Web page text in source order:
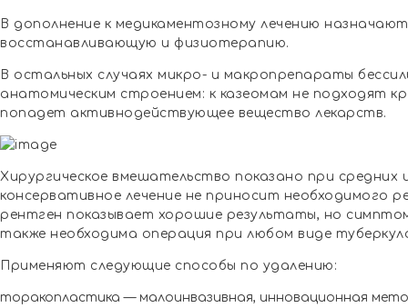
В дополнение к медикаментозному лечению
восстанавливающую и физиотерапию.
В остальных случаях микро- и макропрепараты
анатомическим строением: к казеомам не подходят
попадет активнодействующее вещество лекарств.
Хирургическое вмешательство показано при средних
консервативное лечение не приносит необходимого
рентген показывает хорошие результаты, но
также необходима операция при любом виде
Применяют следующие способы по удалению:
торакопластика — малоинвазивная, инновационная